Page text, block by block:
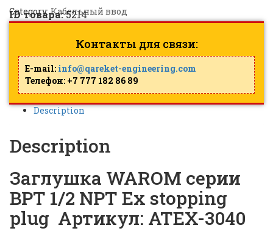
Category:Кабельный ввод
ID товара:5214
Контакты для связи:
E-mail: info@qareket-engineering.com
Телефон: +7 777 182 86 89
Description
Description
Заглушка WAROM серии
BPT 1/2 NPT Ex stopping
plug Артикул: ATEX-3040